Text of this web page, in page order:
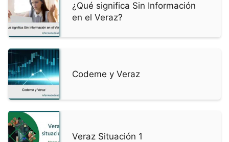
¿Qué significa Sin Información
en el Veraz?
Codeme y Veraz
Veraz Situación 1